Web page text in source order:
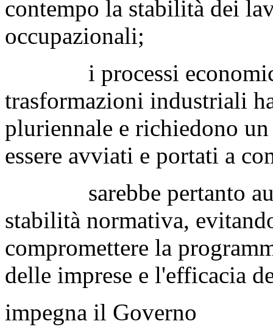
contempo la stabilità dei
occupazionali;
i processi economici
trasformazioni industriali
pluriennale e richiedono
essere avviati e portati a
sarebbe pertanto
stabilità normativa,
compromettere la
delle imprese e l'efficacia
impegna il Governo